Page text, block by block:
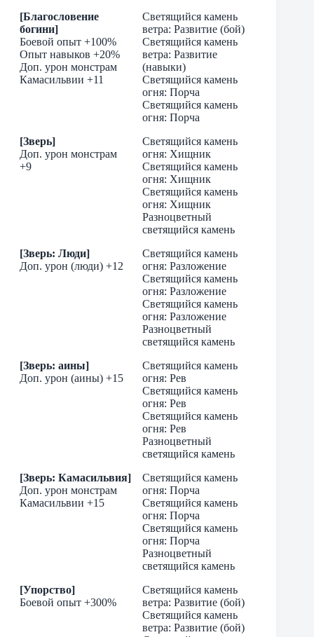
[Благословение
богини]
Боевой опыт +100%
Опыт навыков +20%
Доп. урон монстрам
Камасильвии +11
Светящийся камень
ветра: Развитие (бой)
Светящийся камень
ветра: Развитие
(навыки)
Светящийся камень
огня: Порча
Светящийся камень
огня: Порча
[Зверь]
Доп. урон монстрам
+9
Светящийся камень
огня: Хищник
Светящийся камень
огня: Хищник
Светящийся камень
огня: Хищник
Разноцветный
светящийся камень
[Зверь: Люди]
Доп. урон (люди) +12
Светящийся камень
огня: Разложение
Светящийся камень
огня: Разложение
Светящийся камень
огня: Разложение
Разноцветный
светящийся камень
[Зверь: аины]
Доп. урон (аины) +15
Светящийся камень
огня: Рев
Светящийся камень
огня: Рев
Светящийся камень
огня: Рев
Разноцветный
светящийся камень
[Зверь: Камасильвия]
Доп. урон монстрам
Камасильвии +15
Светящийся камень
огня: Порча
Светящийся камень
огня: Порча
Светящийся камень
огня: Порча
Разноцветный
светящийся камень
[Упорство]
Боевой опыт +300%
Светящийся камень
ветра: Развитие (бой)
Светящийся камень
ветра: Развитие (бой)